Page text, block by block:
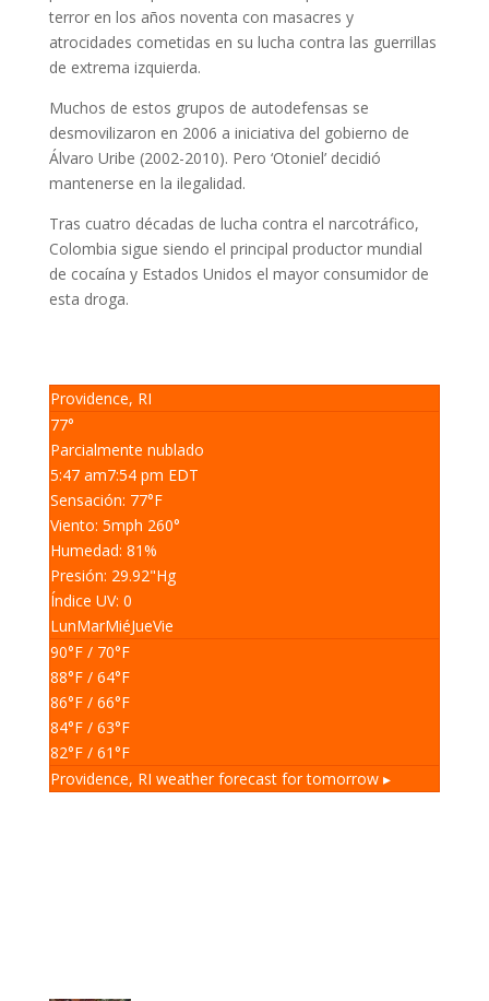
terror en los años noventa con masacres y
atrocidades cometidas en su lucha contra las guerrillas
de extrema izquierda.
Muchos de estos grupos de autodefensas se
desmovilizaron en 2006 a iniciativa del gobierno de
Álvaro Uribe (2002-2010). Pero ‘Otoniel’ decidió
mantenerse en la ilegalidad.
Tras cuatro décadas de lucha contra el narcotráfico,
Colombia sigue siendo el principal productor mundial
de cocaína y Estados Unidos el mayor consumidor de
esta droga.
Providence, RI
77°
Parcialmente nublado
5:47 am7:54 pm EDT
Sensación: 77°F
Viento: 5mph 260°
Humedad: 81%
Presión: 29.92"Hg
Índice UV: 0
LunMarMiéJueVie
90°F/ 70°F
88°F/ 64°F
86°F/ 66°F
84°F/ 63°F
82°F/ 61°F
Providence, RI weather forecast for tomorrow ▸